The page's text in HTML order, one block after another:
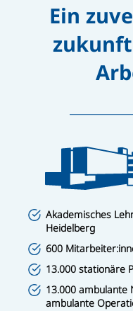
Ein
Akademisches
Heidelberg
600
13.000 stationäre
13.000 ambulante
ambulante